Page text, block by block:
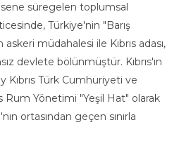
sene süregelen toplumsal
Türkiye'nin "Barış
askeri müdahalesi ile Kıbrıs adası,
devlete bölünmüştür. Kıbrıs'ın
Kıbrıs Türk Cumhuriyeti ve
Rum Yönetimi "Yeşil Hat" olarak
ortasından geçen sınırla